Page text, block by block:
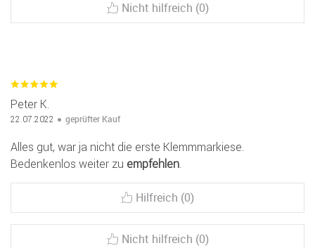
Nicht hilfreich (0)
Peter K.
22.07.2022 geprüfter Kauf
Alles gut, war ja nicht die erste Klemmmarkiese.
Bedenkenlos weiter zu empfehlen.
Hilfreich (0)
Nicht hilfreich (0)